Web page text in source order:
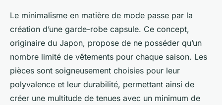
Le minimalisme en matière de mode passe par la
création d’une garde-robe capsule. Ce concept,
originaire du Japon, propose de ne posséder qu’un
nombre limité de vêtements pour chaque saison. Les
pièces sont soigneusement choisies pour leur
polyvalence et leur durabilité, permettant ainsi de
créer une multitude de tenues avec un minimum de